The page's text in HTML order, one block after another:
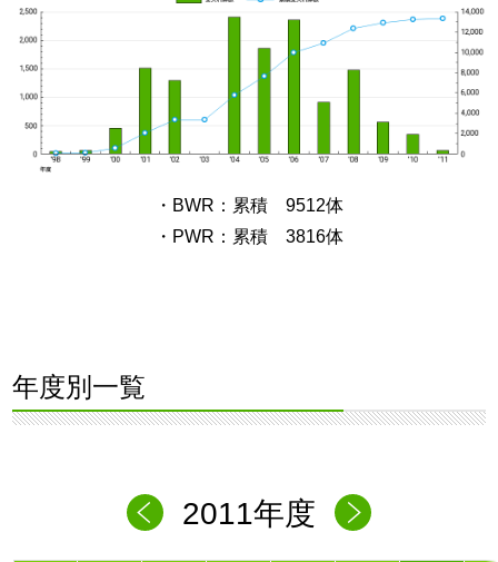
・BWR：累積 9512体
・PWR：累積 3816体
年度別一覧
2011年度